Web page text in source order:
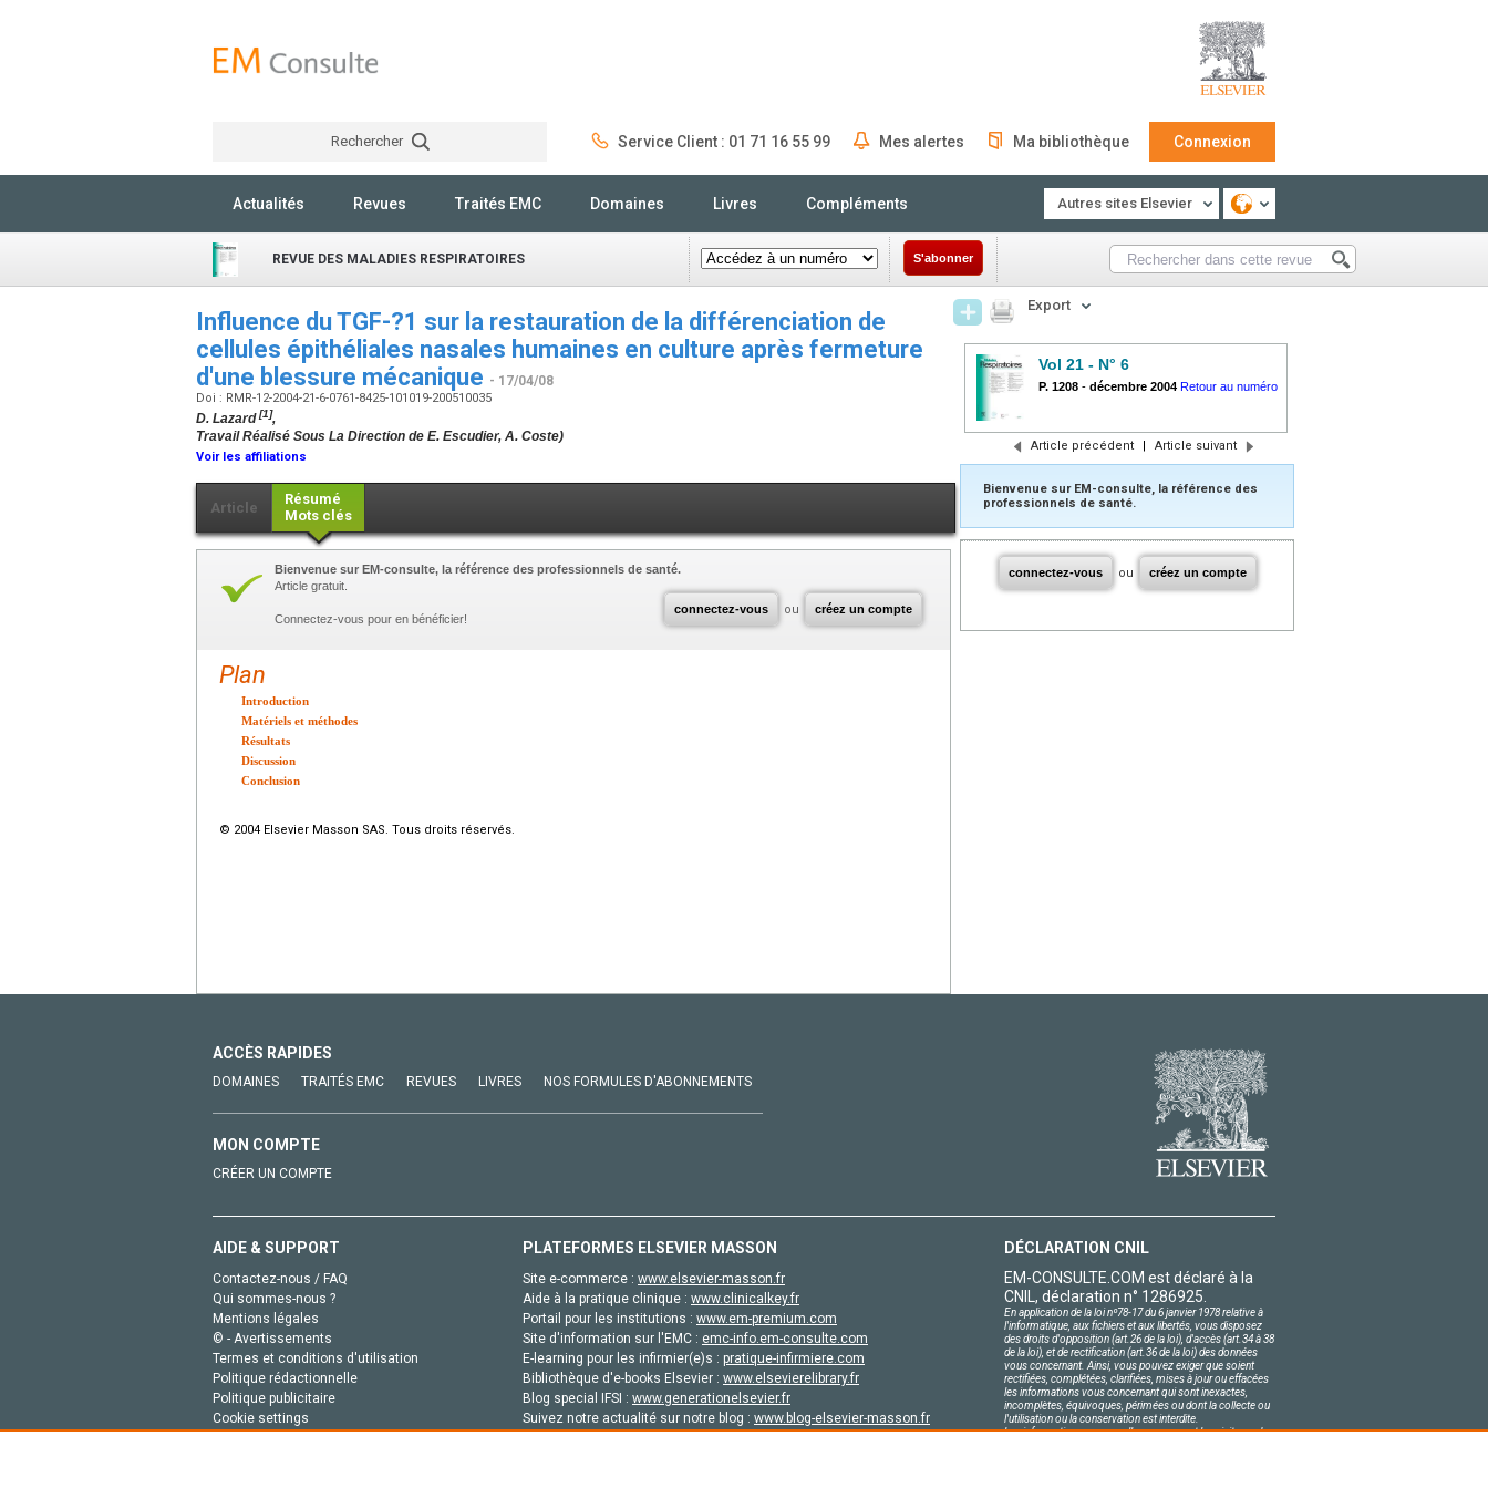
Rechercher Service Client : 01 71 16 55 99 Mes alertes Ma bibliothèque Connexion
Actualités Revues Traités EMC Domaines Livres Compléments Autres sites Elsevier
REVUE DES MALADIES RESPIRATOIRES S'abonner
Influence du TGF-?1 sur la restauration de la différenciation de
cellules épithéliales nasales humaines en culture après fermeture
d'une blessure mécanique - 17/04/08
Doi : RMR-12-2004-21-6-0761-8425-101019-200510035
D. Lazard[1],
Travail Réalisé Sous La Direction de E. Escudier, A. Coste)
Voir les affiliations
Article
Résumé
Mots clés
connectez-vous ou créez un compte
Bienvenue sur EM-consulte, la référence des professionnels de santé.
Article gratuit.
Connectez-vous pour en bénéficier!
Plan
Introduction
Matériels et méthodes
Résultats
Discussion
Conclusion
© 2004 Elsevier Masson SAS. Tous droits réservés.
Export
Vol 21 - N° 6
P. 1208 - décembre 2004 Retour au numéro
Article précédent | Article suivant
Bienvenue sur EM-consulte, la référence des
professionnels de santé.
connectez-vous ou créez un compte
ACCÈS RAPIDES
DOMAINES TRAITÉS EMC REVUES LIVRES NOS FORMULES D'ABONNEMENTS
MON COMPTE
CRÉER UN COMPTE
AIDE & SUPPORT
Contactez-nous / FAQ
Qui sommes-nous ?
Mentions légales
© - Avertissements
Termes et conditions d'utilisation
Politique rédactionnelle
Politique publicitaire
Cookie settings
PLATEFORMES ELSEVIER MASSON
Site e-commerce : www.elsevier-masson.fr
Aide à la pratique clinique : www.clinicalkey.fr
Portail pour les institutions : www.em-premium.com
Site d'information sur l'EMC : emc-info.em-consulte.com
E-learning pour les infirmier(e)s : pratique-infirmiere.com
Bibliothèque d'e-books Elsevier : www.elsevierelibrary.fr
Blog special IFSI : www.generationelsevier.fr
Suivez notre actualité sur notre blog : www.blog-elsevier-masson.fr
DÉCLARATION CNIL
EM-CONSULTE.COM est déclaré à la
CNIL, déclaration n° 1286925.
En application de la loi nº78-17 du 6 janvier 1978 relative à
l'informatique, aux fichiers et aux libertés, vous disposez
des droits d'opposition (art.26 de la loi), d'accès (art.34 à 38
de la loi), et de rectification (art.36 de la loi) des données
vous concernant. Ainsi, vous pouvez exiger que soient
rectifiées, complétées, clarifiées, mises à jour ou effacées
les informations vous concernant qui sont inexactes,
incomplètes, équivoques, périmées ou dont la collecte ou
l'utilisation ou la conservation est interdite.
Les informations personnelles concernant les visiteurs de